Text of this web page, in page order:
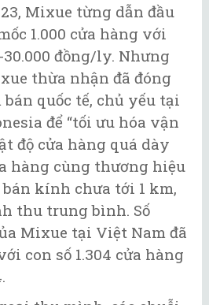
Mixue từng dẫn đầu
1.000 cửa hàng với
30.000 đồng/ly. Nhưng
thừa nhận đã đóng
bán quốc tế, chủ yếu tại
để “tối ưu hóa vận
độ cửa hàng quá dày
hàng cùng thương hiệu
kính chưa tới 1 km,
thu trung bình. Số
Mixue tại Việt Nam đã
con số 1.304 cửa hàng